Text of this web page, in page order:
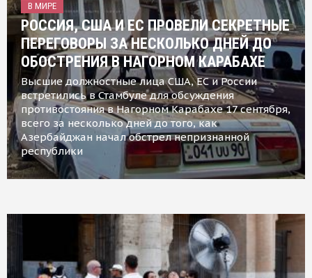
В МИРЕ
РОССИЯ, США И ЕС ПРОВЕЛИ СЕКРЕТНЫЕ
ПЕРЕГОВОРЫ ЗА НЕСКОЛЬКО ДНЕЙ ДО
ОБОСТРЕНИЯ В НАГОРНОМ КАРАБАХЕ
Высшие должностные лица США, ЕС и России
встретились в Стамбуле для обсуждения
противостояния в Нагорном Карабахе 17 сентября,
всего за несколько дней до того, как
Азербайджан начал обстрел непризнанной
республики